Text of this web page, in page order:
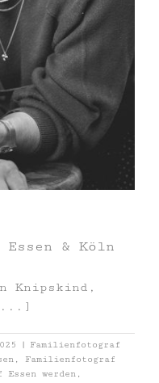
& Köln
Knipskind,
|
Familienfotograf
, Familienfotograf
werden ,